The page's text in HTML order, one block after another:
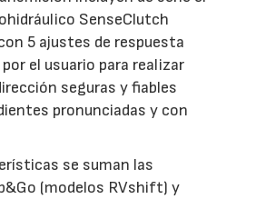
SenseClutch
5 ajustes de respuesta
el usuario para realizar
seguras y fiables
pronunciadas y con
se suman las
(modelos RVshift) y